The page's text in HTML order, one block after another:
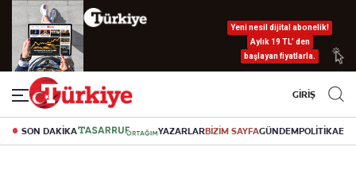
Yeni nesil dijital abonelik!
Aylık 19 TL’ den
başlayan fiyatlarla.
GİRİŞ
SON DAKİKA YAZARLARBİZİM SAYFAGÜNDEMPOLİTİKA